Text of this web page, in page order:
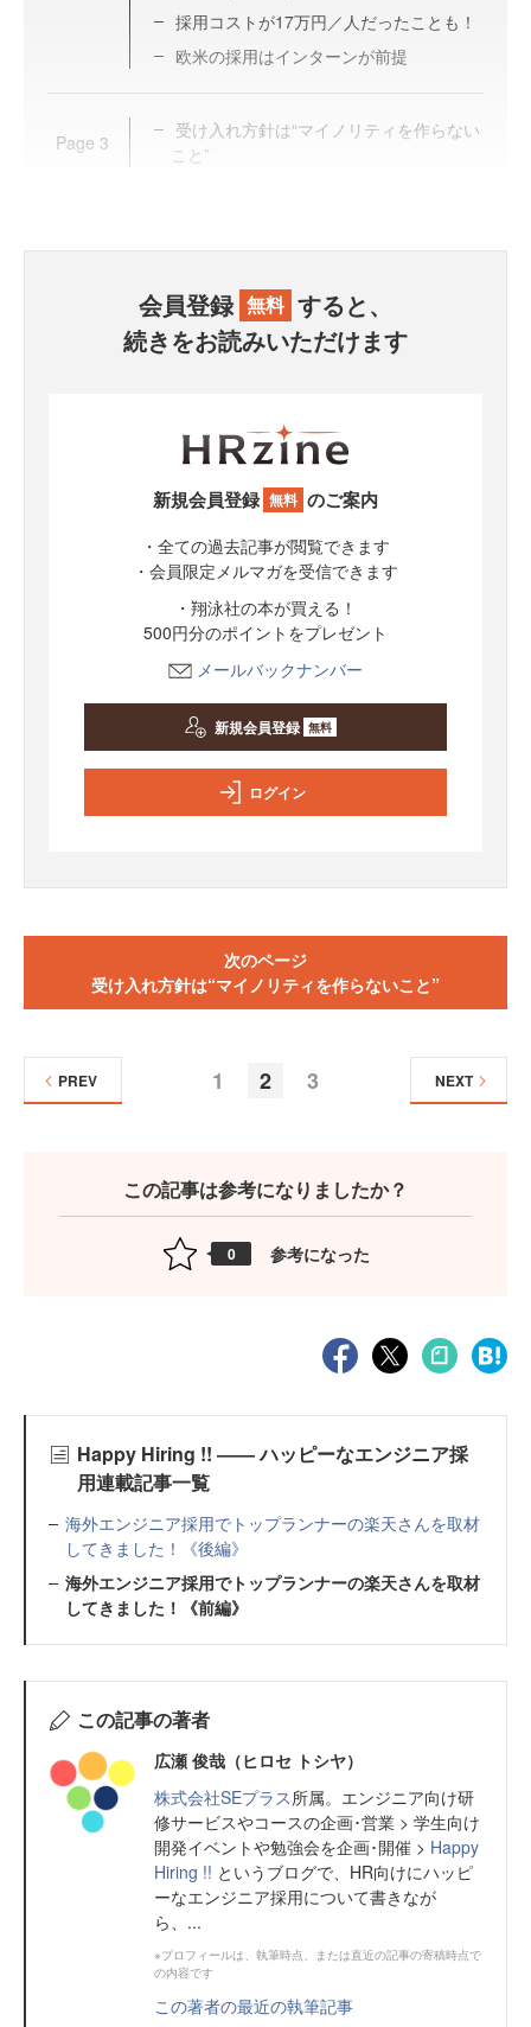
採用コストが17万円／人だったことも！
欧米の採用はインターンが前提
Page 3
受け入れ方針は“マイノリティを作らない
こと”
会員登録 無料 すると、
続きをお読みいただけます
新規会員登録 無料 のご案内
・全ての過去記事が閲覧できます
・会員限定メルマガを受信できます
・翔泳社の本が買える！
500円分のポイントをプレゼント
メールバックナンバー
新規会員登録 無料
ログイン
次のページ
受け入れ方針は“マイノリティを作らないこと”
1 2 3
PREV NEXT
この記事は参考になりましたか？
0 参考になった
Happy Hiring !! ―― ハッピーなエンジニア採
用連載記事一覧
海外エンジニア採用でトップランナーの楽天さんを取材
してきました！《後編》
海外エンジニア採用でトップランナーの楽天さんを取材
してきました！《前編》
この記事の著者
広瀬 俊哉（ヒロセ トシヤ）
株式会社SEプラス所属。エンジニア向け研
修サービスやコースの企画･営業 > 学生向け
開発イベントや勉強会を企画･開催 > Happy
Hiring !! というブログで、HR向けにハッピ
ーなエンジニア採用について書きなが
ら、...
※プロフィールは、執筆時点、または直近の記事の寄稿時点で
の内容です
この著者の最近の執筆記事